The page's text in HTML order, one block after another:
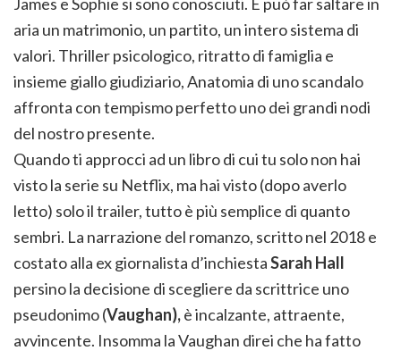
aria un matrimonio, un partito, un intero sistema di
valori. Thriller psicologico, ritratto di famiglia e
insieme giallo giudiziario, Anatomia di uno scandalo
affronta con tempismo perfetto uno dei grandi nodi
del nostro presente.
Quando ti approcci ad un libro di cui tu solo non hai
visto la serie su Netflix, ma hai visto (dopo averlo
letto) solo il trailer, tutto è più semplice di quanto
sembri. La narrazione del romanzo, scritto nel 2018 e
costato alla ex giornalista d’inchiestaSarah Hall
persino la decisione di scegliere da scrittrice uno
pseudonimo (Vaughan),è incalzante, attraente,
avvincente. Insomma la Vaughan direi che ha fatto